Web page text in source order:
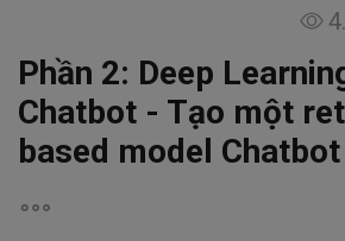
Phần 2: Deep
Chatbot - Tạo một
based model Chatbot